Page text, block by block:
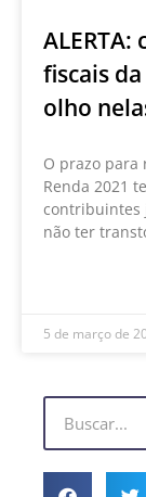
ALERTA:
fiscais
olho
O prazo para
Renda 2021
contribuintes
não ter
5 de março de